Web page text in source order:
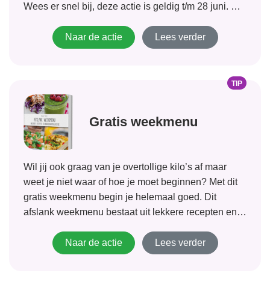
Wees er snel bij, deze actie is geldig t/m 28 juni. Als
Naar de actie
Lees verder
TIP
Gratis weekmenu
Wil jij ook graag van je overtollige kilo’s af maar
weet je niet waar of hoe je moet beginnen? Met dit
gratis weekmenu begin je helemaal goed. Dit
afslank weekmenu bestaat uit lekkere recepten en
begin je weg...Naar de actie Lees verder